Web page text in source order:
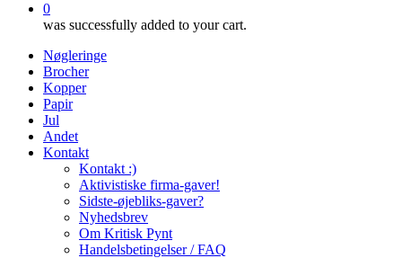
0
was successfully added to your cart.
Nøgleringe
Brocher
Kopper
Papir
Jul
Andet
Kontakt
Kontakt :)
Aktivistiske firma-gaver!
Sidste-øjebliks-gaver?
Nyhedsbrev
Om Kritisk Pynt
Handelsbetingelser / FAQ